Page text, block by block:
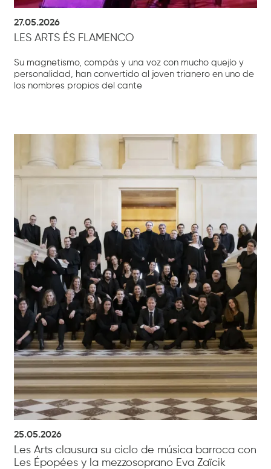
27.05.2026
LES ARTS ÉS FLAMENCO
Su magnetismo, compás y una voz con mucho quejío y
personalidad, han convertido al joven trianero en uno de
los nombres propios del cante
25.05.2026
Les Arts clausura su ciclo de música barroca con
Les Épopées y la mezzosoprano Eva Zaïcik